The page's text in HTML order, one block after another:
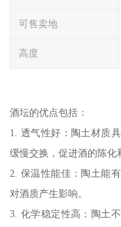
可售卖地
高度
酒坛的优点包括：
1. 透气性好：陶土材质
缓慢交换，促进酒的陈化
2. 保温性能佳：陶土能
对酒质产生影响。
3. 化学稳定性高：陶土